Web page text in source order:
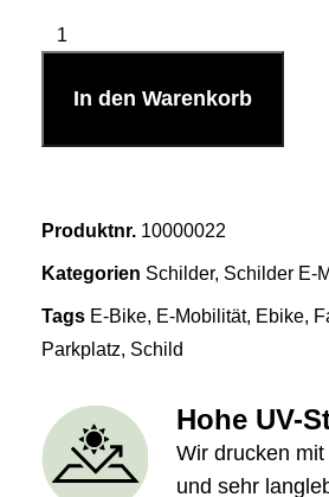
In den Warenkorb
Produktnr. 10000022
Kategorien Schilder, Schilder E-
Tags E-Bike, E-Mobilität, Ebike,
Parkplatz, Schild
Hohe UV-
Wir drucken
und sehr